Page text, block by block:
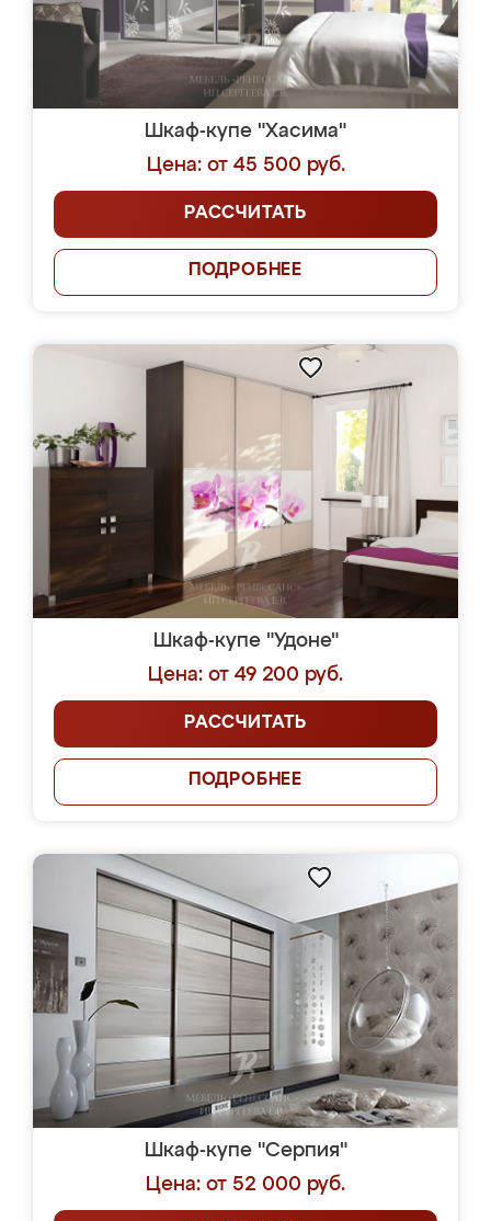
Шкаф-купе "Хасима"
Цена: от 45 500 руб.
РАССЧИТАТЬ
ПОДРОБНЕЕ
Шкаф-купе "Удоне"
Цена: от 49 200 руб.
РАССЧИТАТЬ
ПОДРОБНЕЕ
Шкаф-купе "Серпия"
Цена: от 52 000 руб.